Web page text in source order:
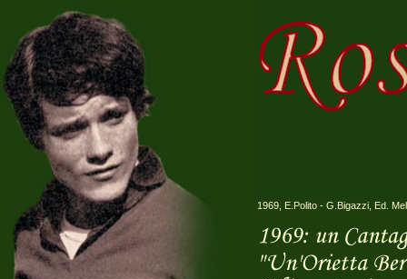
1969, E.Polito - G.Bigazzi, Ed.